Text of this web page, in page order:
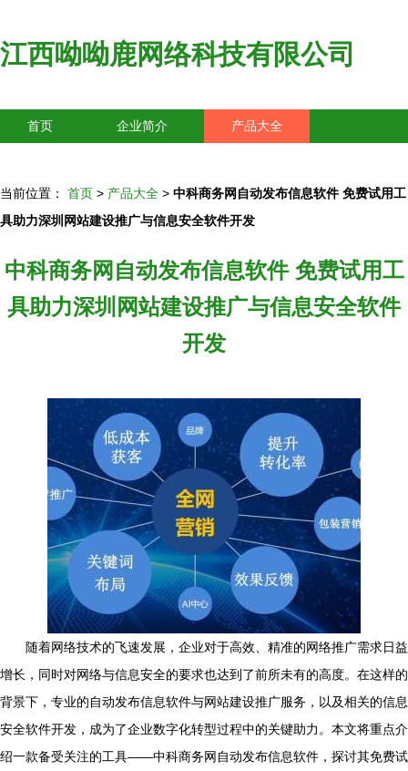
江西呦呦鹿网络科技有限公司
首页 企业简介 产品大全
当前位置： 首页 > 产品大全 > 中科商务网自动发布信息软件 免费试用工
具助力深圳网站建设推广与信息安全软件开发
中科商务网自动发布信息软件 免费试用工
具助力深圳网站建设推广与信息安全软件
开发
随着网络技术的飞速发展，企业对于高效、精准的网络推广需求日益
增长，同时对网络与信息安全的要求也达到了前所未有的高度。在这样的
背景下，专业的自动发布信息软件与网站建设推广服务，以及相关的信息
安全软件开发，成为了企业数字化转型过程中的关键助力。本文将重点介
绍一款备受关注的工具——中科商务网自动发布信息软件，探讨其免费试